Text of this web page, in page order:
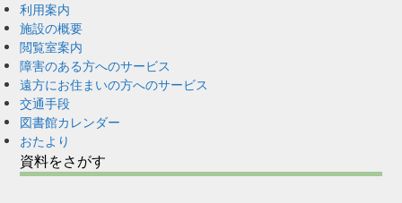
利用案内
施設の概要
閲覧室案内
障害のある方へのサービス
遠方にお住まいの方へのサービス
交通手段
図書館カレンダー
おたより
資料をさがす